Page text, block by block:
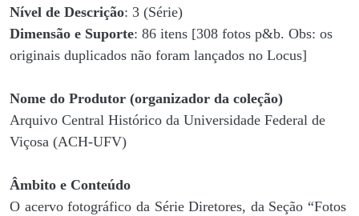
Nível de Descrição: 3 (Série)
Dimensão e Suporte: 86 itens [308 fotos p&b. Obs: os
originais duplicados não foram lançados no Locus]
Nome do Produtor (organizador da coleção)
Arquivo Central Histórico da Universidade Federal de
Viçosa (ACH-UFV)
Âmbito e Conteúdo
O acervo fotográfico da Série Diretores, da Seção “Fotos